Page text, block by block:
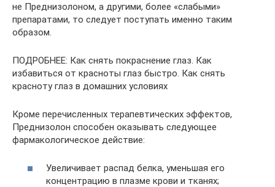
не Преднизолоном, а другими, более «слабыми»
препаратами, то следует поступать именно таким
образом.
ПОДРОБНЕЕ: Как снять покраснение глаз. Как
избавиться от красноты глаз быстро. Как снять
красноту глаз в домашних условиях
Кроме перечисленных терапевтических эффектов,
Преднизолон способен оказывать следующее
фармакологическое действие:
Увеличивает распад белка, уменьшая его
концентрацию в плазме крови и тканях;